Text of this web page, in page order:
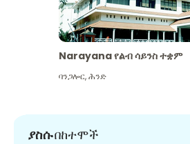
Narayana የልብ ሳይንስ ተቋም
ባንጋሎር,ሕንድ
ያስሱበከተሞች